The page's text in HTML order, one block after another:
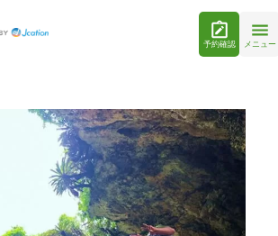
予約確認 メニュー